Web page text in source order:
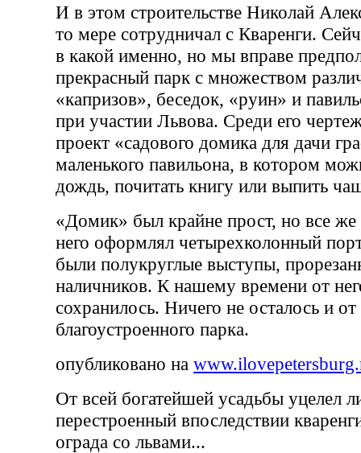
И в этом строительстве Николай
то мере сотрудничал с Кваренги.
в какой именно, но мы вправе
прекрасный парк с множеством
«капризов», беседок, «руин» и
при участии Львова. Среди его
проект «садового домика для дачи
маленького павильона, в котором
дождь, почитать книгу или выпить
«Домик» был крайне прост, но все
него оформлял четырехколонный
были полукруглые выступы,
наличников. К нашему времени от
сохранилось. Ничего не осталось и от
благоустроенного парка.
опубликовано на
От всей богатейшей усадьбы уцелел
перестроенный впоследствии
ограда со львами...